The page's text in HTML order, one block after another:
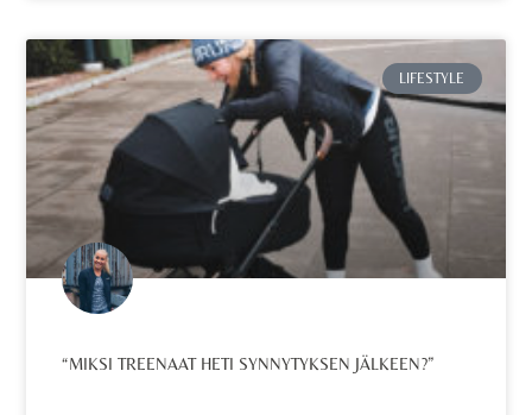
LIFESTYLE
“MIKSI TREENAAT HETI SYNNYTYKSEN JÄLKEEN?”